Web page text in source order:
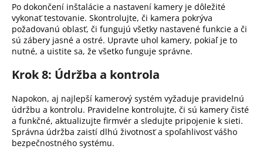
Po dokončení inštalácie a nastavení kamery je dôležité
vykonať testovanie. Skontrolujte, či kamera pokrýva
požadovanú oblasť, či fungujú všetky nastavené funkcie a či
sú zábery jasné a ostré. Upravte uhol kamery, pokiaľ je to
nutné, a uistite sa, že všetko funguje správne.
Krok 8: Údržba a kontrola
Napokon, aj najlepší kamerový systém vyžaduje pravidelnú
údržbu a kontrolu. Pravidelne kontrolujte, či sú kamery čisté
a funkčné, aktualizujte firmvér a sledujte pripojenie k sieti.
Správna údržba zaistí dlhú životnosť a spoľahlivosť vášho
bezpečnostného systému.